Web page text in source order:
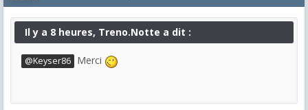
Il y a 8 heures, Treno.Notte a dit :
@Keyser86 Merci